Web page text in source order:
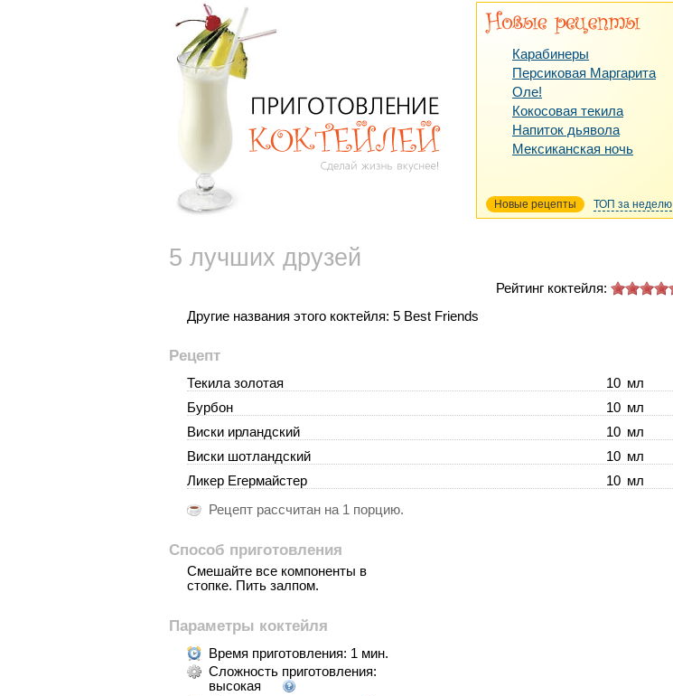
Карабинеры
Персиковая Маргарита
Оле!
Кокосовая текила
Напиток дьявола
Мексиканская ночь
Новые рецепты ТОП за неделю
5 лучших друзей
Рейтинг коктейля:
Другие названия этого коктейля: 5 Best Friends
Рецепт
Текила золотая 10 мл
Бурбон
10 мл
Виски ирландский
10 мл
Виски шотландский
10 мл
Ликер Егермайстер
10 мл
Рецепт рассчитан на 1 порцию.
Способ приготовления
Смешайте все компоненты в
стопке. Пить залпом.
Параметры коктейля
Время приготовления: 1 мин.
Сложность приготовления:
высокая